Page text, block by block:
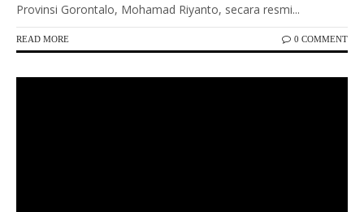
Provinsi Gorontalo, Mohamad Riyanto, secara resmi...
READ MORE 0 COMMENT
Keterangan Gambar: Kapolri Jenderal Listyo Sigit Prabowo saat berdiskusi bersama Presiden Prabowo Subianto dalam sebuah kegiatan resmi.